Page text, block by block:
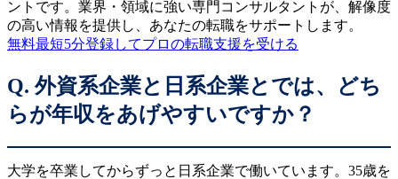
ントです。 業界・領域に強い専門コンサルタントが、解像度
の高い情報を提供し、あなたの転職をサポートします。
無料最短5分登録してプロの転職支援を受ける
Q. 外資系企業と日系企業とでは、どち
らが年収をあげやすいですか？
大学を卒業してからずっと日系企業で働いています。35歳を